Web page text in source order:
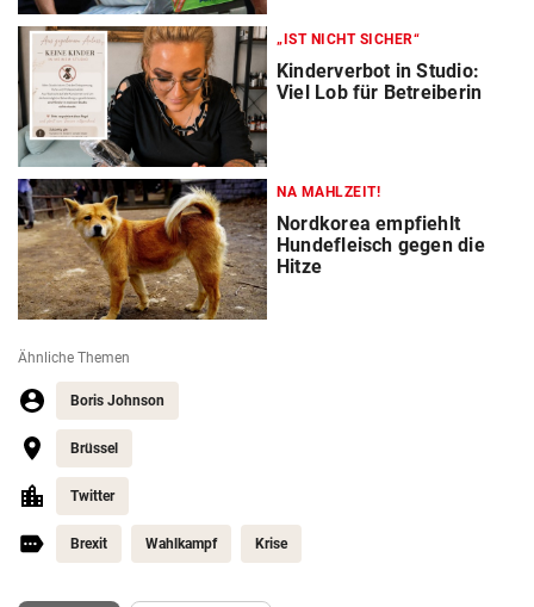
„IST NICHT SICHER“
Kinderverbot in Studio:
Viel Lob für Betreiberin
NA MAHLZEIT!
Nordkorea empfiehlt
Hundefleisch gegen die
Hitze
Ähnliche Themen
Boris Johnson
Brüssel
Twitter
Brexit Wahlkampf Krise